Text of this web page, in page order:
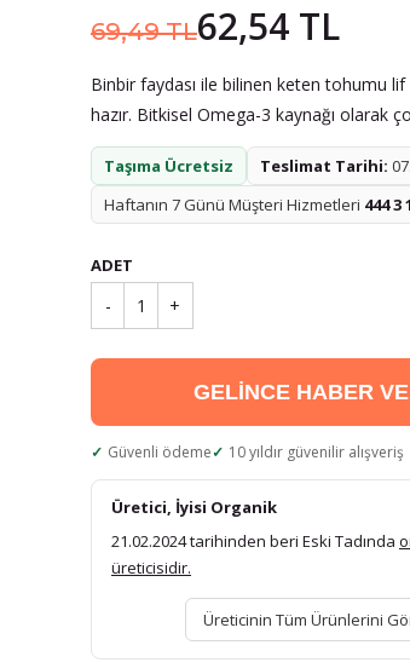
69,49 TL62,54 TL
Binbir faydası ile bilinen keten tohumu lif
hazır. Bitkisel Omega-3 kaynağı olarak
Taşıma Ücretsiz Teslimat Tarihi:
Haftanın 7 Günü Müşteri Hizmetleri 444 3
ADET
- 1 +
GELİNCE HABER
Güvenli ödeme 10 yıldır güvenilir alışveriş
Üretici, İyisi Organik
21.02.2024 tarihinden beri Eski Tadında
üreticisidir.
Üreticinin Tüm Ürünlerini